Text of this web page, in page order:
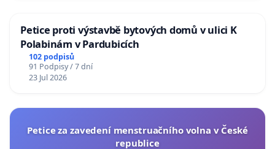
Petice proti výstavbě bytových domů v ulici K
Polabinám v Pardubicích
102 podpisů
91 Podpisy / 7 dní
23 Jul 2026
Petice za zavedení menstruačního volna v České
republice